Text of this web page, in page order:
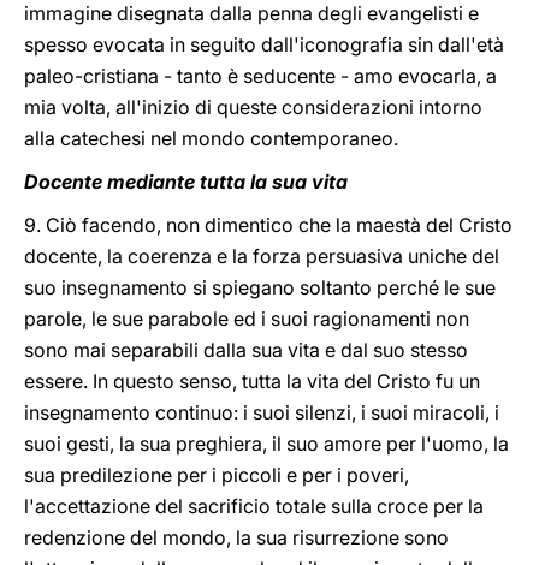
immagine disegnata dalla penna degli evangelisti e
spesso evocata in seguito dall'iconografia sin dall'età
paleo-cristiana - tanto è seducente - amo evocarla, a
mia volta, all'inizio di queste considerazioni intorno
alla catechesi nel mondo contemporaneo.
Docente mediante tutta la sua vita
9. Ciò facendo, non dimentico che la maestà del Cristo
docente, la coerenza e la forza persuasiva uniche del
suo insegnamento si spiegano soltanto perché le sue
parole, le sue parabole ed i suoi ragionamenti non
sono mai separabili dalla sua vita e dal suo stesso
essere. In questo senso, tutta la vita del Cristo fu un
insegnamento continuo: i suoi silenzi, i suoi miracoli, i
suoi gesti, la sua preghiera, il suo amore per l'uomo, la
sua predilezione per i piccoli e per i poveri,
l'accettazione del sacrificio totale sulla croce per la
redenzione del mondo, la sua risurrezione sono